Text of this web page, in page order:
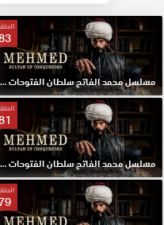
مسلسل محمد الفاتح سلطان الفتوحات مترجم الحلقة 83 HD
مسلسل محمد الفاتح سلطان الفتوحات مترجم الحلقة 81 HD
79